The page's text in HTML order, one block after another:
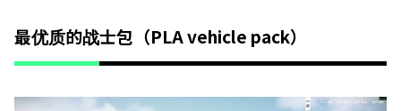
最优质的战士包（PLA vehicle pack）